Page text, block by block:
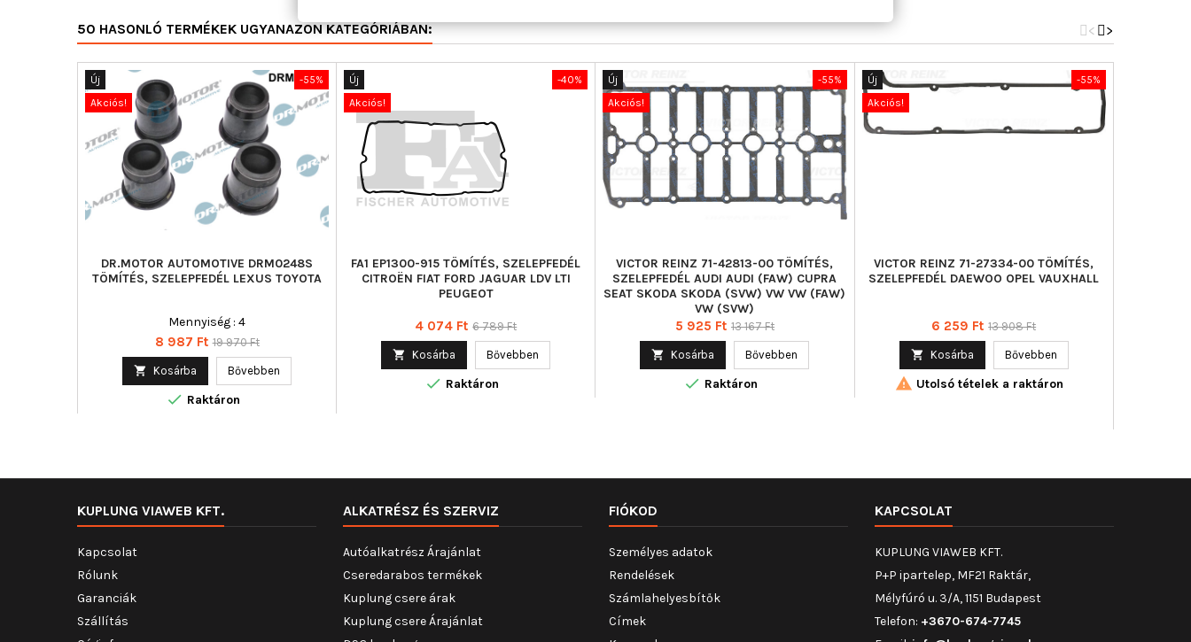
50 HASONLÓ TERMÉKEK UGYANAZON KATEGÓRIÁBAN: >
<
-55%
Új
Akciós!
DR.MOTOR AUTOMOTIVE DRM0248S
TÖMÍTÉS, SZELEPFEDÉL LEXUS TOYOTA
Mennyiség : 4
Ár
8 987 Ft Normál
19 970 Ft
 Kosárba Bővebben
 Raktáron
-40%
Új
Akciós!
FA1 EP1300-915 TÖMÍTÉS, SZELEPFEDÉL
CITROËN FIAT FORD JAGUAR LDV LTI
PEUGEOT
Ár
4 074 Ft Normál
6 789 Ft
 Kosárba Bővebben
 Raktáron
-55%
Új
Akciós!
VICTOR REINZ 71-42813-00 TÖMÍTÉS,
SZELEPFEDÉL AUDI AUDI (FAW) CUPRA
SEAT SKODA SKODA (SVW) VW VW (FAW)
VW (SVW)
Ár
5 925 Ft Normál
13 167 Ft
 Kosárba Bővebben
 Raktáron
-55%
Új
Akciós!
VICTOR REINZ 71-27334-00 TÖMÍTÉS,
SZELEPFEDÉL DAEWOO OPEL VAUXHALL
Ár
6 259 Ft Normál
13 908 Ft
 Kosárba Bővebben
 Utolsó tételek a raktáron
KUPLUNG VIAWEB KFT.
Kapcsolat
Rólunk
Garanciák
Szállítás
ALKATRÉSZ ÉS SZERVIZ
Autóalkatrész Árajánlat
Cseredarabos termékek
Kuplung csere árak
Kuplung csere Árajánlat
FIÓKOD
Személyes adatok
Rendelések
Számlahelyesbítők
Címek
KAPCSOLAT
KUPLUNG VIAWEB KFT.
P+P ipartelep, MF21 Raktár,
Mélyfúró u. 3/A, 1151 Budapest
Telefon: +3670-674-7745